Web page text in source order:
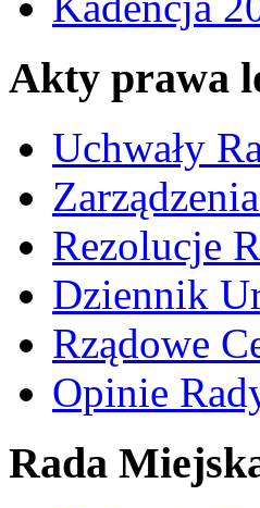
Akty prawa
Uchwały
Rezolucje
Dziennik
Rządowe
Opinie
Rada